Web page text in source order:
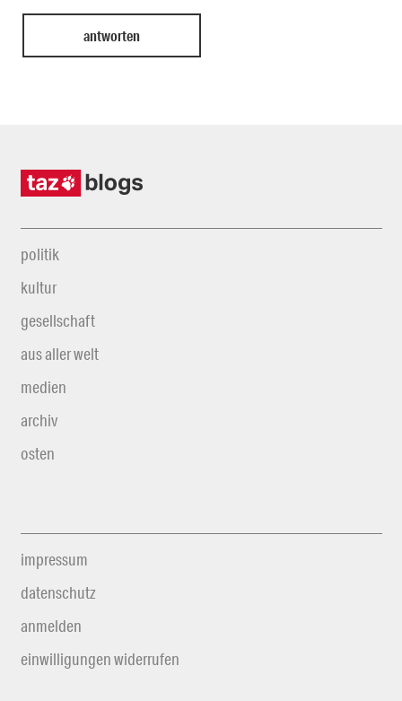
politik
kultur
gesellschaft
aus aller welt
medien
archiv
osten
impressum
datenschutz
anmelden
einwilligungen widerrufen